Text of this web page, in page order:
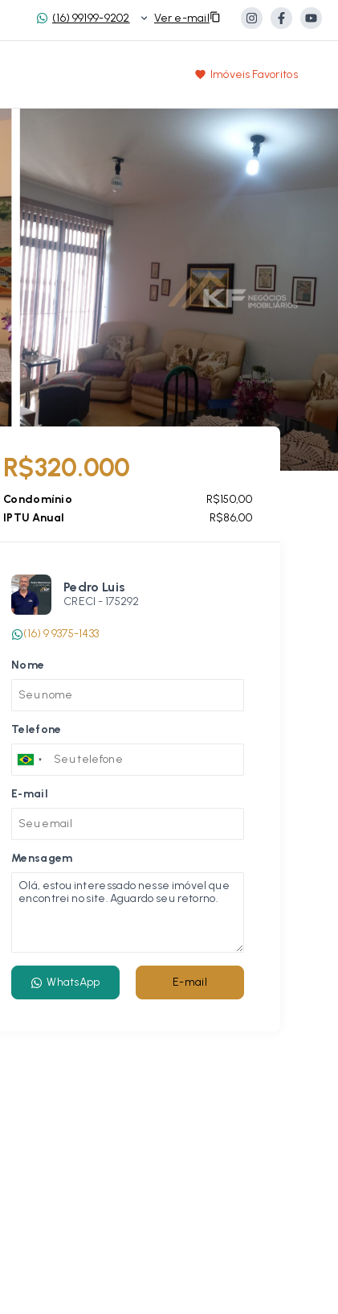
(16) 99199-9202 Ver e-mail
Imóveis Favoritos
R$320.000
Condomínio
R$150,00
IPTU Anual
R$86,00
Pedro Luis
CRECI - 175292
(16) 9 9375-1433
Nome
Telefone
E-mail
Mensagem
WhatsApp E-mail